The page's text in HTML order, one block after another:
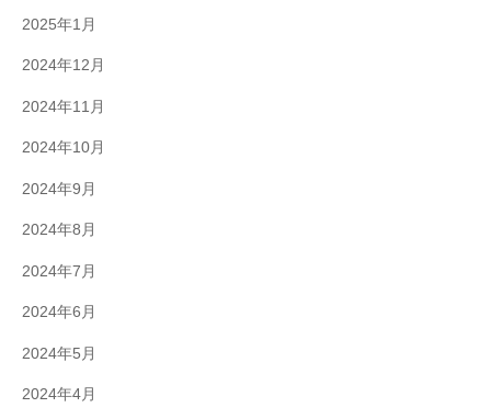
2025年1月
2024年12月
2024年11月
2024年10月
2024年9月
2024年8月
2024年7月
2024年6月
2024年5月
2024年4月